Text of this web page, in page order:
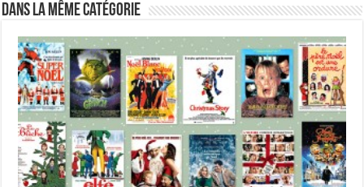
Dans la même catégorie